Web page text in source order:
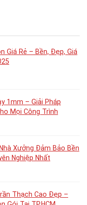
Giá Rẻ – Bền, Đẹp, Giá
1mm – Giải Pháp
Mọi Công Trình
Xưởng Đảm Bảo Bền
Nghiệp Nhất
Thạch Cao Đẹp –